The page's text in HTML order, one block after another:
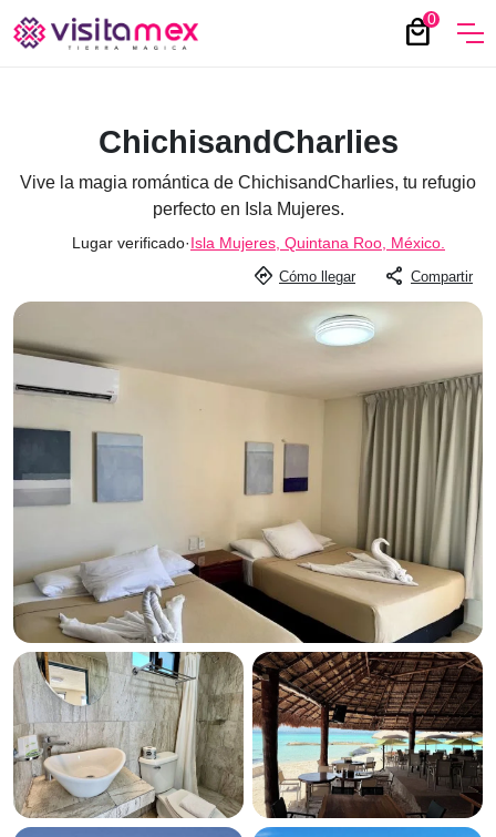
0
local_mall
ChichisandCharlies
Vive la magia romántica de ChichisandCharlies, tu refugio
perfecto en Isla Mujeres.
Lugar verificado·Isla Mujeres, Quintana Roo, México.
directions Cómo llegar share Compartir